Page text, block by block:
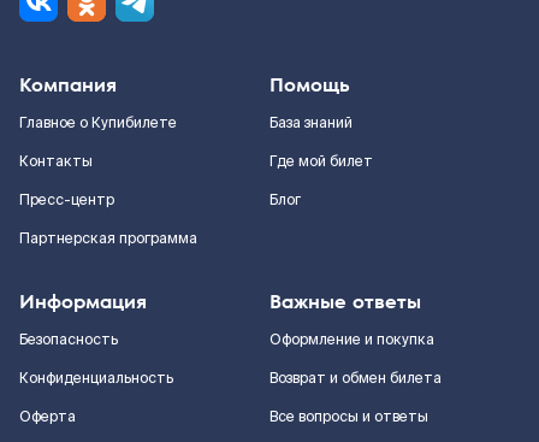
Компания
Главное о Купибилете
Контакты
Пресс-центр
Партнерская программа
Помощь
База знаний
Где мой билет
Блог
Информация
Безопасность
Конфиденциальность
Оферта
Важные ответы
Оформление и покупка
Возврат и обмен билета
Все вопросы и ответы